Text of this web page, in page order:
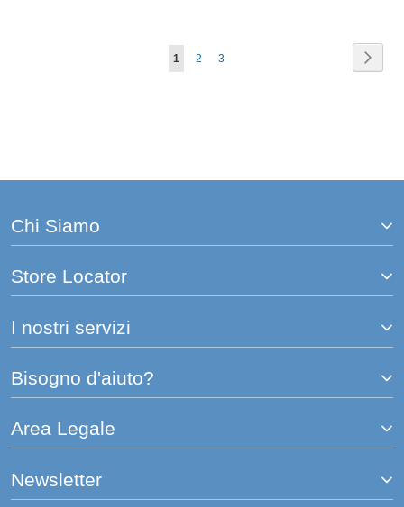
Attualmente
1 Pagina
2 Pagina
3
Chi Siamo
Store Locator
I nostri servizi
Bisogno d'aiuto?
Area Legale
Newsletter